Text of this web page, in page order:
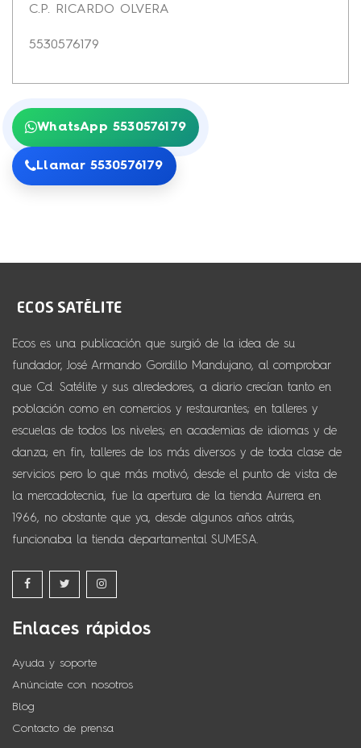
C.P. RICARDO OLVERA
5530576179
WhatsApp 5530576179
Llamar 5530576179
Ecos es una publicación que surgió de la idea de su
fundador, José Armando Gordillo Mandujano, al comprobar
que Cd. Satélite y sus alrededores, a diario crecían tanto en
población como en comercios y restaurantes; en talleres y
escuelas de todos los niveles; en academias de idiomas y de
danza; en fin, talleres de los más diversos y de toda clase de
servicios pero lo que más motivó, desde el punto de vista de
la mercadotecnia, fue la apertura de la tienda Aurrera en
1966, no obstante que ya, desde algunos años atrás,
funcionaba la tienda departamental SUMESA.
Enlaces rápidos
Ayuda y soporte
Anúnciate con nosotros
Blog
Contacto de prensa